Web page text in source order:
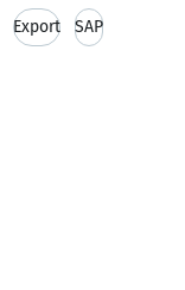
Export SAP